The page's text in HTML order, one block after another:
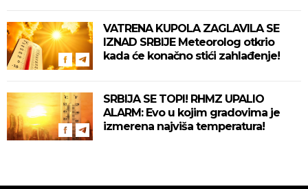
VATRENA KUPOLA ZAGLAVILA SE
IZNAD SRBIJE Meteorolog otkrio
kada će konačno stići zahlađenje!
SRBIJA SE TOPI! RHMZ UPALIO
ALARM: Evo u kojim gradovima je
izmerena najviša temperatura!